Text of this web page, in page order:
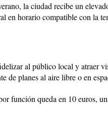
la ciudad recibe un
en horario compatible con la
al público local y atraer
de planes al aire libre o en
función queda en 10 euros,